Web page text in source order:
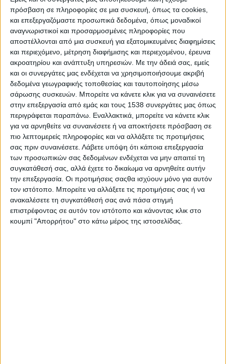
πρόσβαση σε πληροφορίες σε μια συσκευή, όπως τα cookies,
και επεξεργαζόμαστε προσωπικά δεδομένα, όπως μοναδικοί
αναγνωριστικοί και προσαρμοσμένες πληροφορίες που
αποστέλλονται από μια συσκευή για εξατομικευμένες διαφημίσεις
και περιεχόμενο, μέτρηση διαφήμισης και περιεχομένου, έρευνα
ακροατηρίου και ανάπτυξη υπηρεσιών. Με την άδειά σας, εμείς
και οι συνεργάτες μας ενδέχεται να χρησιμοποιήσουμε ακριβή
δεδομένα γεωγραφικής τοποθεσίας και ταυτοποίησης μέσω
σάρωσης συσκευών. Μπορείτε να κάνετε κλικ για να συναινέσετε
στην επεξεργασία από εμάς και τους 1538 συνεργάτες μας όπως
περιγράφεται παραπάνω. Εναλλακτικά, μπορείτε να κάνετε κλικ
για να αρνηθείτε να συναινέσετε ή να αποκτήσετε πρόσβαση σε
πιο λεπτομερείς πληροφορίες και να αλλάξετε τις προτιμήσεις
σας πριν συναινέσετε. Λάβετε υπόψη ότι κάποια επεξεργασία
των προσωπικών σας δεδομένων ενδέχεται να μην απαιτεί τη
συγκατάθεσή σας, αλλά έχετε το δικαίωμα να αρνηθείτε αυτήν
την επεξεργασία. Οι προτιμήσεις σαςθα ισχύουν μόνο για αυτόν
τον ιστότοπο. Μπορείτε να αλλάξετε τις προτιμήσεις σας ή να
ανακαλέσετε τη συγκατάθεσή σας ανά πάσα στιγμή
επιστρέφοντας σε αυτόν τον ιστότοπο και κάνοντας κλικ στο
κουμπί "Απορρήτου" στο κάτω μέρος της ιστοσελίδας.
μετατρέποντας τον ουρανό της λιμνοθάλασσας σε
ένα εντυπωσιακό σκηνικό πολύχρωμων
αλεξιπτώτων, ενώ οι ίδιοι δήλωσαν
εντυπωσιασμένοι τόσο από το φυσικό τοπίο όσο
και από τις υποδομές και τη φιλοξενία που
συνάντησαν.